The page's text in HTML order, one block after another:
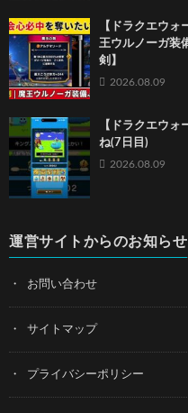
【ドラクエウ
王ウルノーガ装
剣】
2026.08.09
【ドラクエウ
ね(7日目)
2026.08.09
運営サイトからのお知らせ
お問い合わせ
サイトマップ
プライバシーポリシー